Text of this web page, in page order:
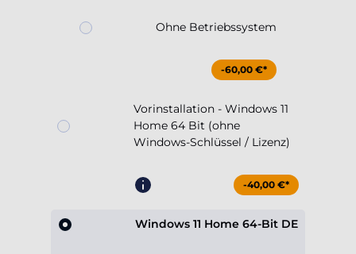
Ohne Betriebssystem
-60,00 €*
Vorinstallation - Windows 11
Home 64 Bit (ohne
Windows-Schlüssel / Lizenz)
-40,00 €*
Windows 11 Home 64-Bit DE